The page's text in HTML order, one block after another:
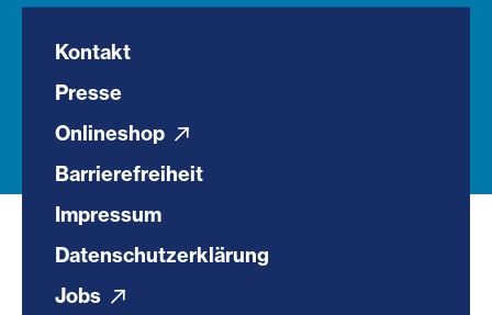
Kontakt
Presse
Onlineshop
Barrierefreiheit
Impressum
Datenschutzerklärung
Jobs